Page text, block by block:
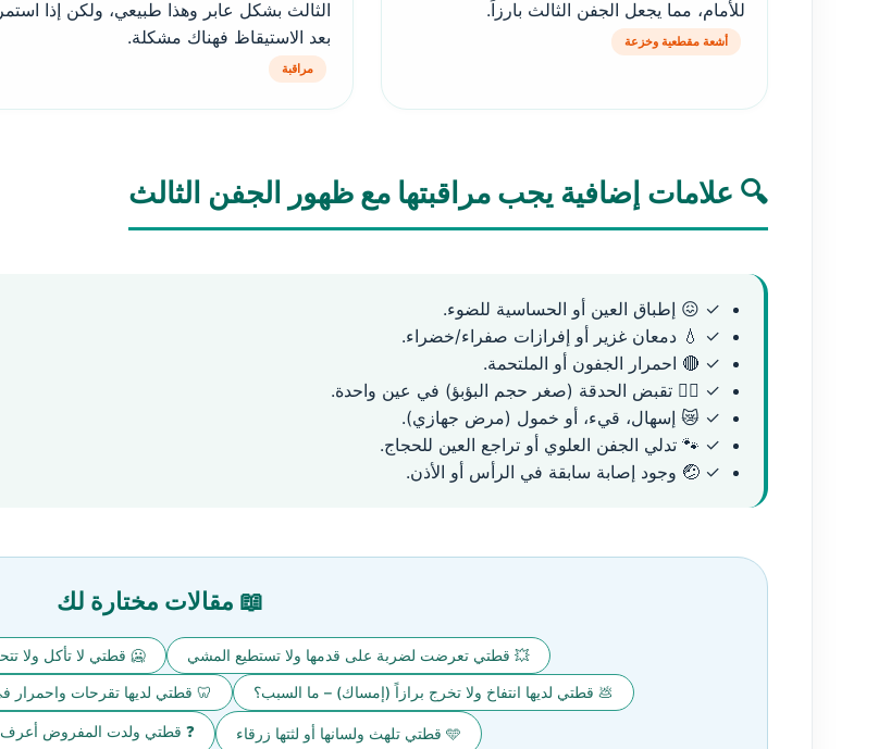
للأمام، مما يجعل الجفن الثالث بارزاً.
أشعة مقطعية وخزعة
الثالث بشكل عابر وهذا طبيعي، ولكن إذا استمر
بعد الاستيقاظ فهناك مشكلة.
مراقبة
🔍 علامات إضافية يجب مراقبتها مع ظهور الجفن الثالث
✓ 😖 إطباق العين أو الحساسية للضوء.
✓ 💧 دمعان غزير أو إفرازات صفراء/خضراء.
✓ 🔴 احمرار الجفون أو الملتحمة.
✓ 🧑‍⚕️ تقبض الحدقة (صغر حجم البؤبؤ) في عين واحدة.
✓ 😿 إسهال، قيء، أو خمول (مرض جهازي).
✓ 🐾 تدلي الجفن العلوي أو تراجع العين للحجاج.
✓ 🤕 وجود إصابة سابقة في الرأس أو الأذن.
📖 مقالات مختارة لك
💥 قطتي تعرضت لضربة على قدمها ولا تستطيع المشي 🥶 قطتي لا تأكل ولا
💩 قطتي لديها انتفاخ ولا تخرج برازاً (إمساك) – ما السبب؟ 🦷 قطتي لديها تقرحات واحمرار
🩵 قطتي تلهث ولسانها أو لثتها زرقاء ❓ قطتي ولدت المفروض أعرف